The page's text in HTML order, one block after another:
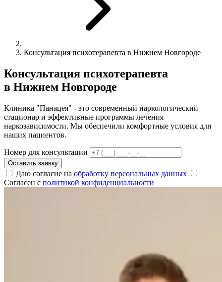
Консультация психотерапевта в Нижнем Новгороде
Консультация психотерапевта
в Нижнем Новгороде
Клиника "Панацея" - это современный наркологический
стационар и эффективные программы лечения
наркозависимости. Мы обеспечили комфортные условия для
наших пациентов.
Номер для консультации
Оставить заявку
Даю согласие на обработку персональных данных
Согласен с политикой конфиденциальности